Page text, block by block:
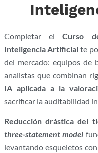
Completar elCurso
Inteligencia Artificial te
del mercado: equipos de
analistas que combinan
IA aplicada a la
sacrificar la auditabilidad
Reducción drástica del
three-statement model
levantando esqueletos con